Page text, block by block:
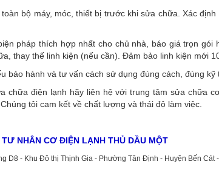
bộ máy, móc, thiết bị trước khi sửa chữa. Xác
pháp thích hợp nhất cho chủ nhà, báo giá trọn gói
thay thế linh kiện (nếu cần). Đảm bảo linh kiện mới
bảo hành và tư vấn cách sử dụng đúng cách, đúng
chữa điện lạnh hãy liên hệ với trung tâm sửa chữa
tôi cam kết về chất lượng và thái độ làm việc.
TƯ NHÂN CƠ ĐIỆN LẠNH THỦ DẦU MỘT
D8 - Khu Đô thị Thịnh Gia - Phường Tân Định - Huyện Bến Cát